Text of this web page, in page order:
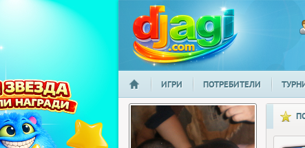
djagi.com
НАЧАЛО
ИГРИ ПОТРЕБИТЕЛИ